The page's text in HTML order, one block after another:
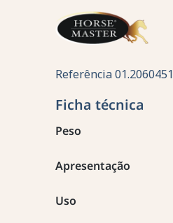
Referência01.2060451
Ficha técnica
Peso
Apresentação
Uso